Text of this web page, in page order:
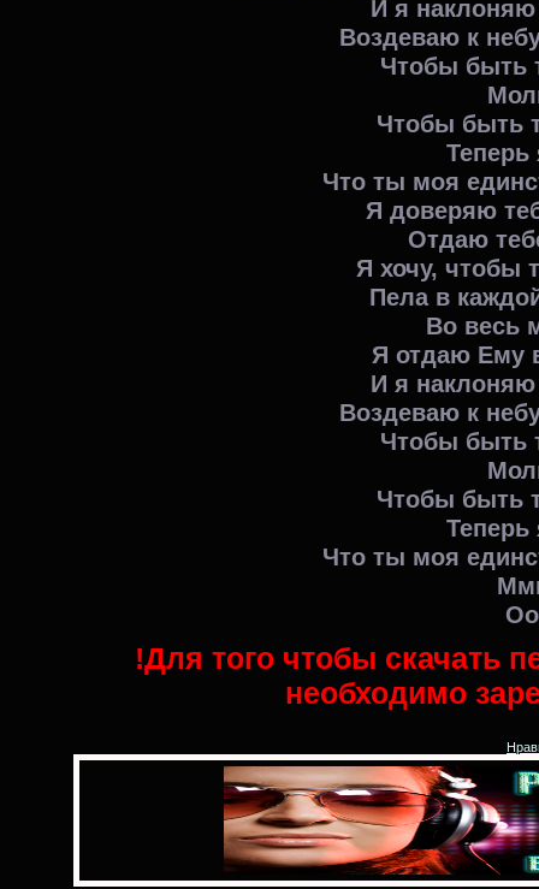
И я наклоняю
Воздеваю к
Чтобы быть
Чтобы быть
Теперь
Что ты моя
Я доверяю
Отдаю
Я хочу, чтобы
Пела в
Во весь
Я отдаю Ему
И я наклоняю
Воздеваю к
Чтобы быть
Чтобы быть
Теперь
Что ты моя
!Для того чтобы скачать
необходимо